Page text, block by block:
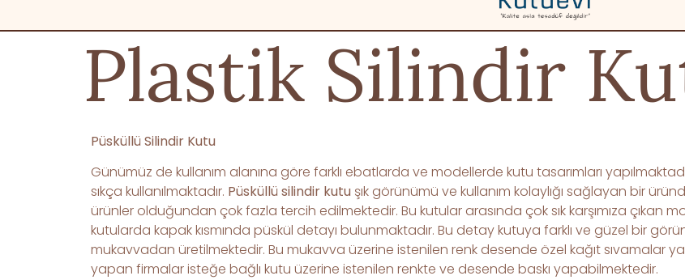
Plastik Silindir
Püsküllü Silindir Kutu
Günümüz de kullanım alanına göre farklı ebatlarda ve modellerde kutu tasarımları
sıkça kullanılmaktadır. Püsküllü silindir kutu şık görünümü ve kullanım kolaylığı sağlayan bir
ürünler olduğundan çok fazla tercih edilmektedir. Bu kutular arasında çok sık karşımıza çıkan
kutularda kapak kısmında püskül detayı bulunmaktadır. Bu detay kutuya farklı ve güzel bir
mukavvadan üretilmektedir. Bu mukavva üzerine istenilen renk desende özel kağıt sıvamalar
yapan firmalar isteğe bağlı kutu üzerine istenilen renkte ve desende baskı yapabilmektedir.